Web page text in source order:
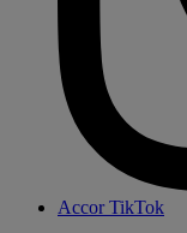
Accor TikTok